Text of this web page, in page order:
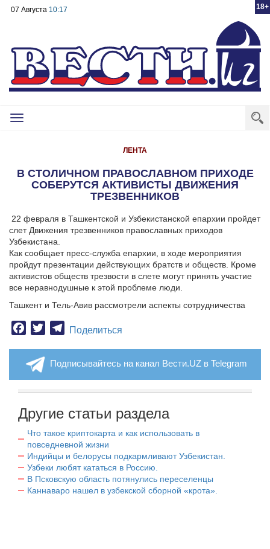
18+
07 Августа 10:17
Toggle
ЛЕНТА
В СТОЛИЧНОМ ПРАВОСЛАВНОМ ПРИХОДЕ
СОБЕРУТСЯ АКТИВИСТЫ ДВИЖЕНИЯ
ТРЕЗВЕННИКОВ
22 февраля в Ташкентской и Узбекистанской епархии пройдет
слет Движения трезвенников православных приходов
Узбекистана.
Как сообщает пресс-служба епархии, в ходе мероприятия
пройдут презентации действующих братств и обществ. Кроме
активистов обществ трезвости в слете могут принять участие
все неравнодушные к этой проблеме люди.
Ташкент и Тель-Авив рассмотрели аспекты сотрудничества
Facebook
TwitterTelegram
Поделиться
Подписывайтесь на канал Вести.UZ в Telegram
Другие статьи раздела
Что такое криптокарта и как использовать в
повседневной жизни
Индийцы и белорусы подкармливают Узбекистан.
Узбеки любят кататься в Россию.
В Псковскую область потянулись переселенцы
Каннаваро нашел в узбекской сборной «крота».